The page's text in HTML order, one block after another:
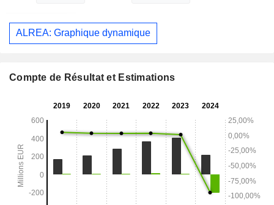
ALREA: Graphique dynamique
Compte de Résultat et Estimations